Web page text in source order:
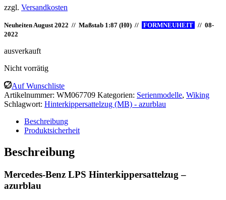
zzgl. Versandkosten
Neuheiten August 2022 // Maßstab 1:87 (H0) // FORMNEUHEIT // 08-
2022
ausverkauft
Nicht vorrätig
Auf Wunschliste
Artikelnummer: WM067709 Kategorien: Serienmodelle, Wiking
Schlagwort: Hinterkippersattelzug (MB) - azurblau
Beschreibung
Produktsicherheit
Beschreibung
Mercedes-Benz LPS Hinterkippersattelzug –
azurblau